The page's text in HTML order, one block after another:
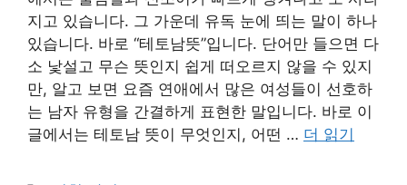
지고 있습니다. 그 가운데 유독 눈에 띄는 말이 하나
있습니다. 바로 “테토남뜻”입니다. 단어만 들으면 다
소 낯설고 무슨 뜻인지 쉽게 떠오르지 않을 수 있지
만, 알고 보면 요즘 연애에서 많은 여성들이 선호하
는 남자 유형을 간결하게 표현한 말입니다. 바로 이
글에서는 테토남 뜻이 무엇인지, 어떤 … 더 읽기